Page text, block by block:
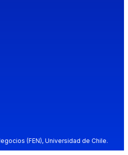
(FEN), Universidad de Chile.